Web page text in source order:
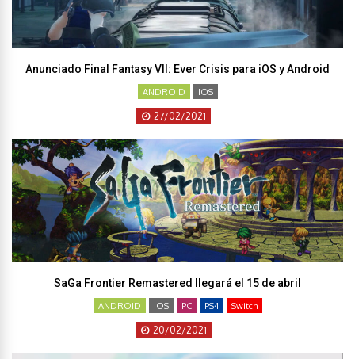
Anunciado Final Fantasy VII: Ever Crisis para iOS y Android
ANDROID IOS
27/02/2021
SaGa Frontier Remastered llegará el 15 de abril
ANDROID IOS PC PS4 Switch
20/02/2021